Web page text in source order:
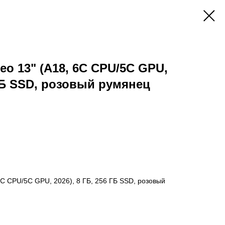
13" (A18, 6C СPU/5С GPU,
SSD, розовый румянец
СPU/5С GPU, 2026), 8 ГБ, 256 ГБ SSD, розовый